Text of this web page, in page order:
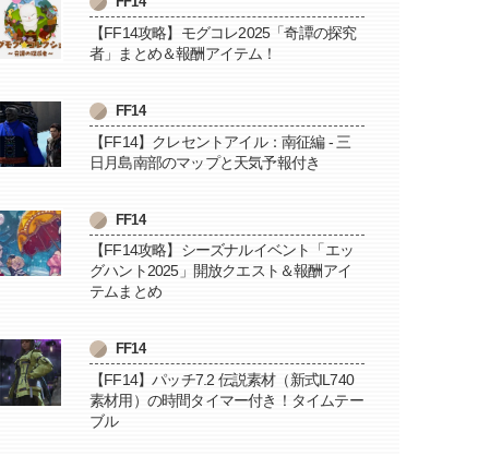
【FF14攻略】モグコレ2025「奇譚の探究
者」まとめ＆報酬アイテム！
FF14
【FF14】クレセントアイル：南征編 - 三
日月島南部のマップと天気予報付き
FF14
【FF14攻略】シーズナルイベント「エッ
グハント2025」開放クエスト＆報酬アイ
テムまとめ
FF14
【FF14】パッチ7.2 伝説素材（新式IL740
素材用）の時間タイマー付き！タイムテー
ブル